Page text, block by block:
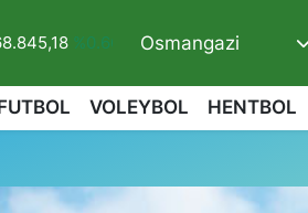
%0.66
47,5971 %0.05
6527.85 %0.54
Osmangazi
VOLEYBOL HENTBOL